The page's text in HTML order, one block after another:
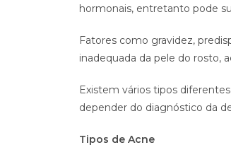
hormonais, entretanto pode
Fatores como gravidez,
inadequada da pele do rosto,
Existem vários tipos
depender do diagnóstico da
Tipos de Acne